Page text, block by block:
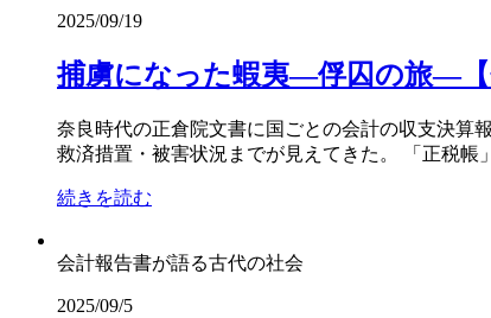
2025/09/19
捕虜になった蝦夷―俘囚の旅―【
奈良時代の正倉院文書に国ごとの会計の収支決算
救済措置・被害状況までが見えてきた。 「正税
続きを読む
会計報告書が語る古代の社会
2025/09/5